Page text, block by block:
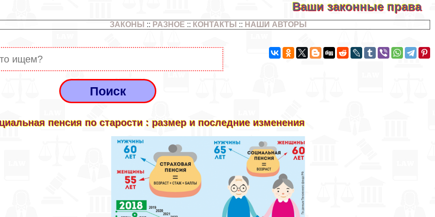
Ваши законные права
ЗАКОНЫ :: РАЗНОЕ :: КОНТАКТЫ :: НАШИ АВТОРЫ
пенсия по старости : размер и последние изменения